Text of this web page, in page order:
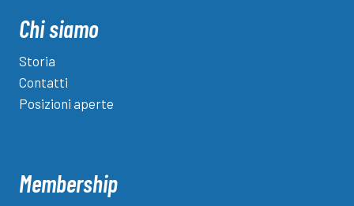
Chi siamo
Storia
Contatti
Posizioni aperte
Membership